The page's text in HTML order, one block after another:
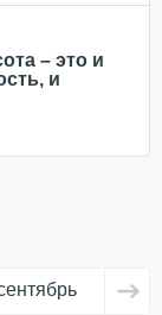
– это и
и